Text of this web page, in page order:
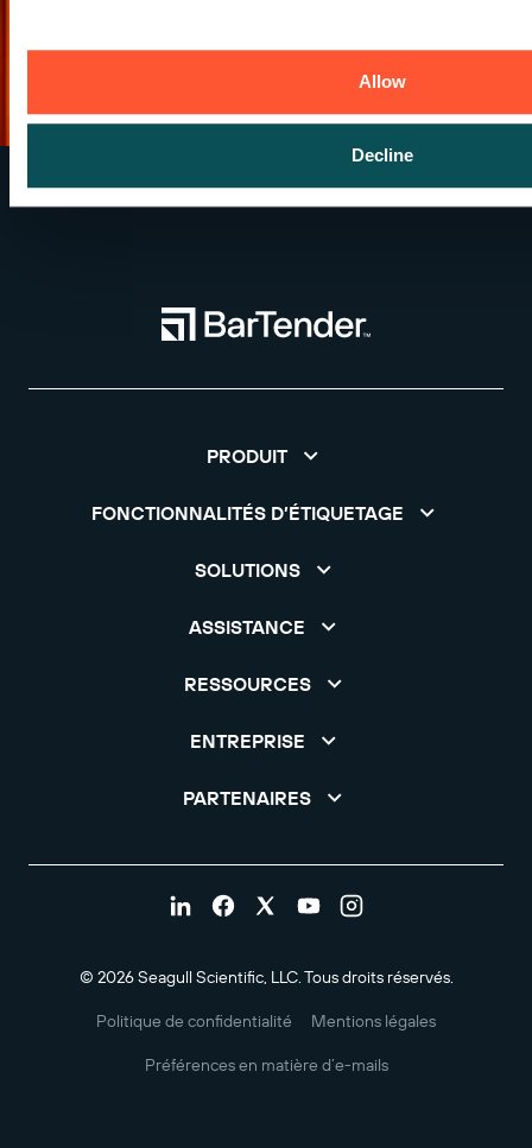
Allow
Decline
PRODUIT
FONCTIONNALITÉS D’ÉTIQUETAGE
SOLUTIONS
ASSISTANCE
RESSOURCES
ENTREPRISE
PARTENAIRES
© 2026 Seagull Scientific, LLC. Tous droits réservés.
Politique de confidentialité Mentions légales
Préférences en matière d’e-mails